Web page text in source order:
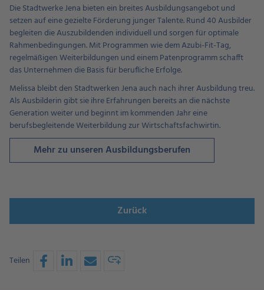
Die Stadtwerke Jena bieten ein breites Ausbildungsangebot und
setzen auf eine gezielte Förderung junger Talente. Rund 40 Ausbilder
begleiten die Auszubildenden individuell und sorgen für optimale
Rahmenbedingungen. Mit Programmen wie dem Azubi-Fit-Tag,
regelmäßigen Weiterbildungen und einem Patenprogramm schafft
das Unternehmen die Basis für berufliche Erfolge.
Melissa bleibt den Stadtwerken Jena auch nach ihrer Ausbildung treu.
Als Ausbilderin gibt sie ihre Erfahrungen bereits an die nächste
Generation weiter und beginnt im kommenden Jahr eine
berufsbegleitende Weiterbildung zur Wirtschaftsfachwirtin.
Mehr zu unseren Ausbildungsberufen
Zurück
Teilen